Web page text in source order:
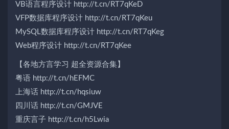
VB语言程序设计 http://t.cn/RT7qKeD
VFP数据库程序设计 http://t.cn/RT7qKeu
MySQL数据库程序设计 http://t.cn/RT7qKeg
Web程序设计 http://t.cn/RT7qKee
【各地方言学习 超全资源合集】
粤语 http://t.cn/hEFMC
上海话 http://t.cn/hqsiuw
四川话 http://t.cn/GMJVE
重庆言子 http://t.cn/h5Lwia